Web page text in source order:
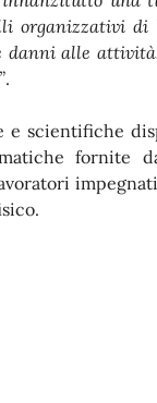
organizzativi di
danni alle
.
e scientifiche
fornite